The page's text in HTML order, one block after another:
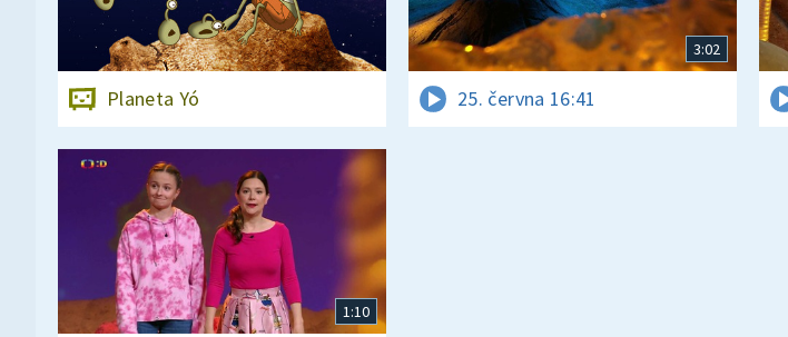
Planeta Yó
3:02
25. června 16:41
1:10